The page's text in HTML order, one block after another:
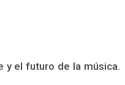
y el futuro de la música.